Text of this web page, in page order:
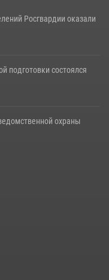
Росгвардии оказали
подготовки состоялся
охраны